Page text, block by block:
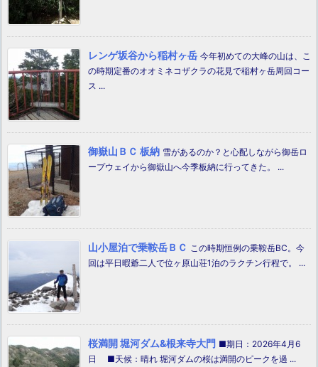
レンゲ坂谷から稲村ヶ岳 今年初めての大峰の山は、こ
の時期定番のオオミネコザクラの花見で稲村ヶ岳周回コー
ス ...
御嶽山ＢＣ 板納 雪があるのか？と心配しながら御岳ロ
ープウェイから御嶽山へ今季板納に行ってきた。 ...
山小屋泊で乗鞍岳ＢＣ この時期恒例の乗鞍岳BC。今
回は平日暇爺二人で位ヶ原山荘1泊のラクチン行程で。 ...
桜満開 堀河ダム&根来寺大門 ■期日：2026年4月6
日 ■天候：晴れ 堀河ダムの桜は満開のピークを過 ...